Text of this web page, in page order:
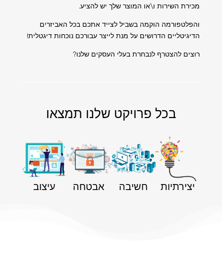
מכירת השירות ו\או המוצר שלך יש להציע.
והפלטפורמה הוקמה בשביל לצייד אתכם בכל האביזרים
הדיגיטליים הדרושים על מנת לייצר עבורכם נוכחות דיגטלית!
רוצים להצטרף לנבחרת בעלי העסקים שלנו?
בכל פרויקט שלנו תמצאו
יצירתיות חשיבה אבטחה עיצוב